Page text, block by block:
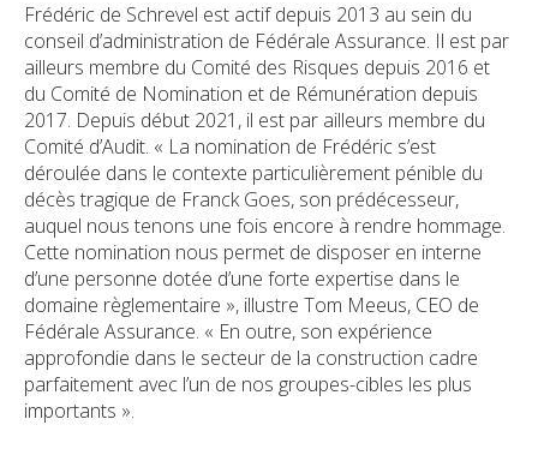
Frédéric de Schrevel est actif depuis 2013 au sein du
conseil d’administration de Fédérale Assurance. Il est par
ailleurs membre du Comité des Risques depuis 2016 et
du Comité de Nomination et de Rémunération depuis
2017. Depuis début 2021, il est par ailleurs membre du
Comité d’Audit. « La nomination de Frédéric s’est
déroulée dans le contexte particulièrement pénible du
décès tragique de Franck Goes, son prédécesseur,
auquel nous tenons une fois encore à rendre hommage.
Cette nomination nous permet de disposer en interne
d’une personne dotée d’une forte expertise dans le
domaine règlementaire », illustre Tom Meeus, CEO de
Fédérale Assurance. « En outre, son expérience
approfondie dans le secteur de la construction cadre
parfaitement avec l’un de nos groupes-cibles les plus
importants ».